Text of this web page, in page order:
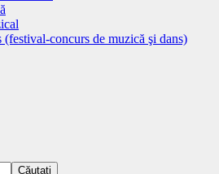
concurs de muzică şi dans)